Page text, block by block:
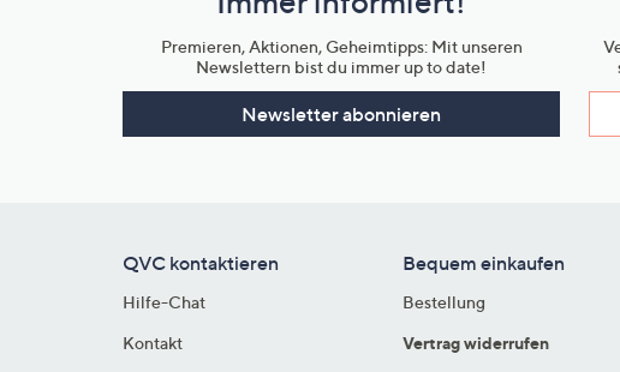
Unternehmensinformationen
Premieren, Aktionen, Geheimtipps: Mit unseren
Newslettern bist du immer up to date!
Newsletter abonnieren
QVC kontaktieren
Hilfe-Chat
Kontakt
Bequem einkaufen
Bestellung
Vertrag widerrufen